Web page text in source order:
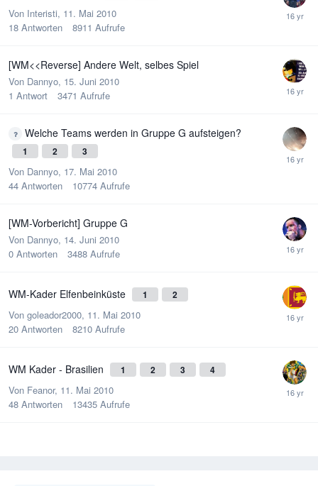
Von Interisti, 11. Mai 2010
18 Antworten 8911 Aufrufe
[WM<<Reverse] Andere Welt, selbes Spiel
Von Dannyo, 15. Juni 2010
1 Antwort 3471 Aufrufe
Welche Teams werden in Gruppe G aufsteigen?
1 2 3
Von Dannyo, 17. Mai 2010
44 Antworten 10774 Aufrufe
[WM-Vorbericht] Gruppe G
Von Dannyo, 14. Juni 2010
0 Antworten 3488 Aufrufe
WM-Kader Elfenbeinküste 1 2
Von goleador2000, 11. Mai 2010
20 Antworten 8210 Aufrufe
WM Kader - Brasilien 1 2 3 4
Von Feanor, 11. Mai 2010
48 Antworten 13435 Aufrufe